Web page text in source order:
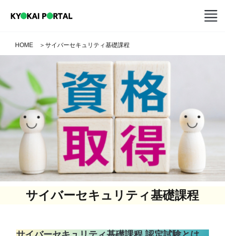
HOME ＞ サイバーセキュリティ基礎課程
サイバーセキュリティ基礎課程